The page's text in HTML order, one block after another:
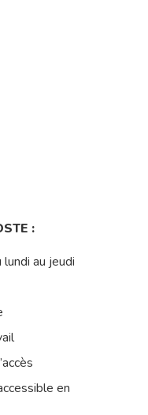
:
au jeudi
en